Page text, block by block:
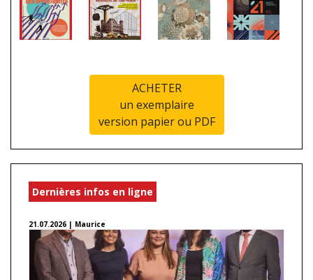
ACHETER
un exemplaire
version papier ou PDF
Dernières infos en ligne
21.07.2026 | Maurice